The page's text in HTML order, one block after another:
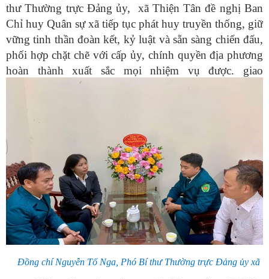
thư Thường trực Đảng ủy, xã Thiện Tân đề nghị Ban
Chỉ huy Quân sự xã tiếp tục phát huy truyền thống, giữ
vững tinh thần đoàn kết, kỷ luật và sẵn sàng chiến đấu,
phối hợp chặt chẽ với cấp ủy, chính quyền địa phương
hoàn thành xuất sắc mọi nhiệm vụ được. giao
Đồng chí Nguyễn Tố Nga, Phó Bí thư Thường trực Đảng ủy xã